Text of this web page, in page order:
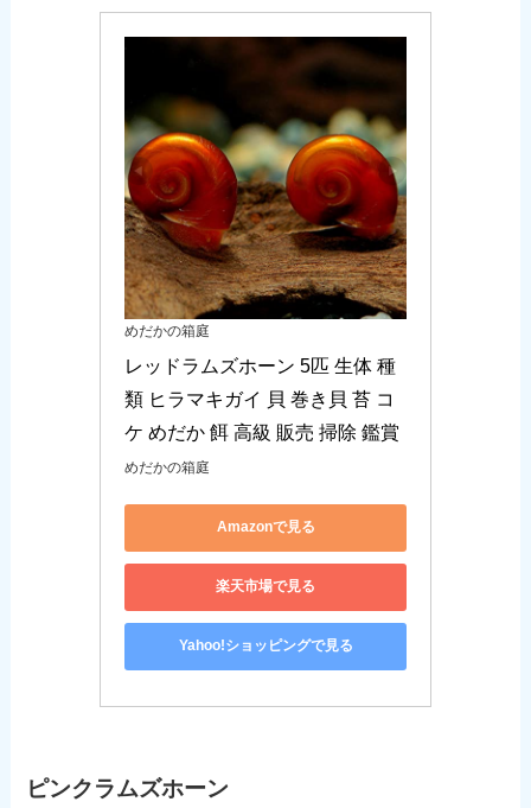
めだかの箱庭
レッドラムズホーン 5匹 生体 種
類 ヒラマキガイ 貝 巻き貝 苔 コ
ケ めだか 餌 高級 販売 掃除 鑑賞
めだかの箱庭
Amazonで見る
楽天市場で見る
Yahoo!ショッピングで見る
ピンクラムズホーン